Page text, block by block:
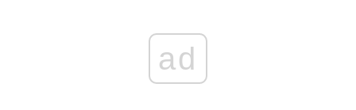
Війна
ad